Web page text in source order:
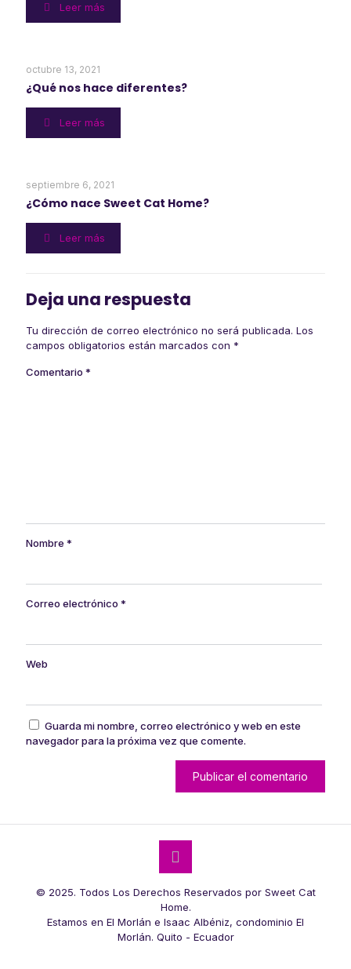
Leer más
octubre 13, 2021
¿Qué nos hace diferentes?
Leer más
septiembre 6, 2021
¿Cómo nace Sweet Cat Home?
Leer más
Deja una respuesta
Tu dirección de correo electrónico no será publicada. Los
campos obligatorios están marcados con *
Comentario *
Nombre *
Correo electrónico *
Web
Guarda mi nombre, correo electrónico y web en este
navegador para la próxima vez que comente.
© 2025. Todos Los Derechos Reservados por Sweet Cat
Home.
Estamos en El Morlán e Isaac Albéniz, condominio El
Morlán. Quito - Ecuador